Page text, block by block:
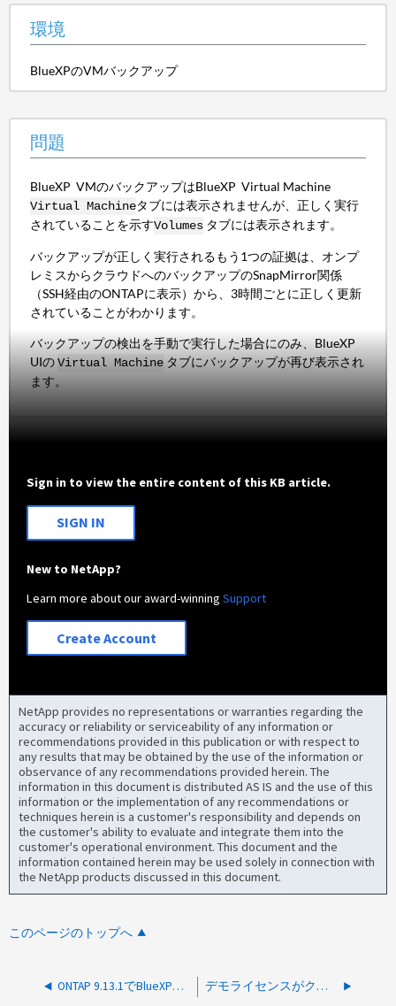
環境
BlueXPのVMバックアップ
問題
BlueXP VMのバックアップはBlueXP Virtual Machine
Virtual Machineタブには表示されませんが、正しく実行
されていることを示すVolumesタブには表示されます。
バックアップが正しく実行されるもう1つの証拠は、オンプ
レミスからクラウドへのバックアップのSnapMirror関係
（SSH経由のONTAPに表示）から、3時間ごとに正しく更新
されていることがわかります。
バックアップの検出を手動で実行した場合にのみ、BlueXP
UIのVirtual Machineタブにバックアップが再び表示され
ます。
Sign in to view the entire content of this KB article.
SIGN IN
New to NetApp?
Learn more about our award-winningSupport
Create Account
NetApp provides no representations or warranties regarding the
accuracy or reliability or serviceability of any information or
recommendations provided in this publication or with respect to
any results that may be obtained by the use of the information or
observance of any recommendations provided herein. The
information in this document is distributed AS IS and the use of this
information or the implementation of any recommendations or
techniques herein is a customer's responsibility and depends on
the customer's ability to evaluate and integrate them into the
customer's operational environment. This document and the
information contained herein may be used solely in connection with
the NetApp products discussed in this document.
このページのトップへ
ONTAP 9.13.1でBlueXPのクラウドバックアップファイルのリストアが遅い（GA） デモライセンスがクラスタにインストールされているとBlueXPのボリュームレプリケーション要求が失敗する